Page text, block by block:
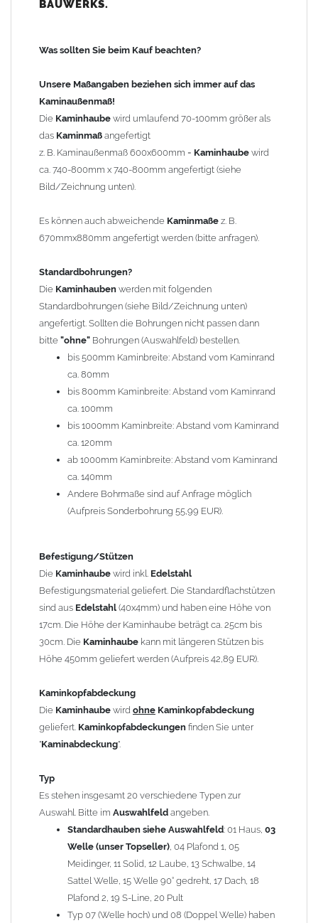
100mm
120mm
140mm
Andere Bohrmaße sind auf Anfrage möglich (Aufpreis
Sonderbohrung 55,99 EUR).
Befestigung/Stützen
Kaminhaubewird inkl. EdelstahlBefestigungsmaterial
geliefert. Die Standardflachstützen sind aus
beträgt ca. 25cm bis 30cm. DieKaminhaubekann mit längeren
Stützen bis Höhe 450mm geliefert werden (Aufpreis 42,89 EUR).
Kaminkopfabdeckung
Kaminhaubewirdohne Kaminkopfabdeckung
Kaminkopfabdeckungenfinden Sie unter "Kaminabdeckung
Es stehen insgesamt 20 verschiedene Typen zur Auswahl. Bitte
Auswahlfeldangeben.
Standardhauben siehe Auswahlfeld: 01 Haus,03 Welle
(unser Topseller)
Laube, 13 Schwalbe, 14 Sattel Welle, 15 Welle 90° gedreht,
17 Dach, 18 Plafond 2, 19 S-Line, 20 Pult
Typ 07 (Welle hoch) und 08 (Doppel Welle) haben einen
Aufpreis von 20% (bitte anfragen - Bestellung nicht über
Shop möglich).
Die Typen 02 (Bogen), 06 (Krempe), 09 (Pagode), 10
1,5mm hergestellt (Preis auf Anfrage = ca. 2-3-fache vom
1,5mm Standardpreis)
allgemeine Informationen:
Ab einer Kaminlängevon 1200mm werden 6
Kaminstützengeliefert.
Bei der Kombination mitWetterfahneundKaminbreite
angefertigt.
DieKaminhaubekann mitklappbaren Stützen
für 4 Stützen = 96,89 EUR, Länge ab 1200mm 6 Stützen =
145,39 EUR) geliefert werden.
Ihrem zuständigen
Hinweis: FürKaminhaubenundKaminabdeckungenkönnen wir
Nachnahme anbieten!
Lieferzeit: ca. 1-2 Wochen nach Zahlungseingang
Sonderanfertigung: Die Kaminhaube wird kundenspezifisch
BAUWERKS.
Was sollten Sie beim Kauf beachten?
Unsere Maßangaben beziehen sich immer auf das
Kaminaußenmaß!
Die Kaminhaube wird umlaufend 70-100mm größer als
das Kaminmaß angefertigt
z. B. Kaminaußenmaß 600x600mm = Kaminhaube wird
ca. 740-800mm x 740-800mm angefertigt (siehe
Bild/Zeichnung unten).
Es können auch abweichende Kaminmaße z. B.
670mmx880mm angefertigt werden (bitte anfragen).
Standardbohrungen?
Die Kaminhauben werden mit folgenden
Standardbohrungen (siehe Bild/Zeichnung unten)
angefertigt. Sollten die Bohrungen nicht passen dann
bitte "ohne" Bohrungen (Auswahlfeld) bestellen.
bis 500mm Kaminbreite: Abstand vom Kaminrand
ca. 80mm
bis 800mm Kaminbreite: Abstand vom Kaminrand
ca. 100mm
bis 1000mm Kaminbreite: Abstand vom Kaminrand
ca. 120mm
ab 1000mm Kaminbreite: Abstand vom Kaminrand
ca. 140mm
Andere Bohrmaße sind auf Anfrage möglich
(Aufpreis Sonderbohrung 55,99 EUR).
Befestigung/Stützen
Die Kaminhaube wird inkl. Edelstahl
Befestigungsmaterial geliefert. Die Standardflachstützen
sind aus Edelstahl (40x4mm) und haben eine Höhe von
17cm. Die Höhe der Kaminhaube beträgt ca. 25cm bis
30cm. Die Kaminhaube kann mit längeren Stützen bis
Höhe 450mm geliefert werden (Aufpreis 42,89 EUR).
Kaminkopfabdeckung
Die Kaminhaube wird ohne Kaminkopfabdeckung
geliefert. Kaminkopfabdeckungen finden Sie unter
"Kaminabdeckung".
Typ
Es stehen insgesamt 20 verschiedene Typen zur
Auswahl. Bitte im Auswahlfeld angeben.
Standardhauben siehe Auswahlfeld: 01 Haus, 03
Welle (unser Topseller), 04 Plafond 1, 05
Meidinger, 11 Solid, 12 Laube, 13 Schwalbe, 14
Sattel Welle, 15 Welle 90° gedreht, 17 Dach, 18
Plafond 2, 19 S-Line, 20 Pult
Typ 07 (Welle hoch) und 08 (Doppel Welle) haben